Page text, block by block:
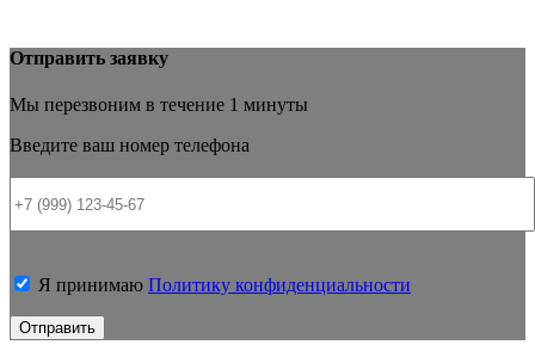
Отправить заявку
Мы перезвоним в течение 1 минуты
Введите ваш номер телефона
Я принимаю Политику конфиденциальности